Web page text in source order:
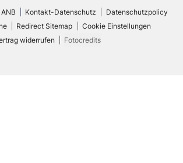
Kontakt-Datenschutz
Datenschutzpolicy
Redirect Sitemap
Cookie Einstellungen
widerrufen
Fotocredits